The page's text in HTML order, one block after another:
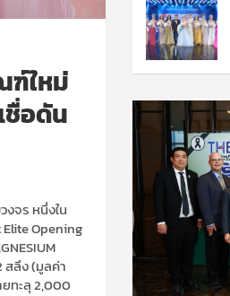
ฑ์ใหม่
ชื่อดัน
จร หนึ่งใน
Opening
สลึง (มูลค่า
ทะลุ 2,000